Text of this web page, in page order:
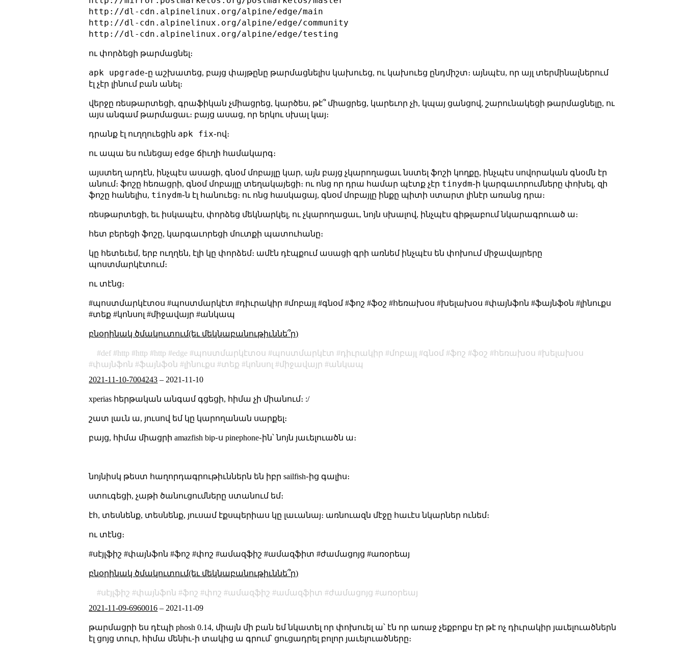
http://dl-cdn.alpinelinux.org/alpine/edge/main
http://dl-cdn.alpinelinux.org/alpine/edge/community
ու փորձեցի թարմացնել։
apk upgrade֊ը աշխատեց, բայց փայթընը թարմացնելիս կախուեց, ու կախուեց ընդմիշտ։ այնպէս, որ այլ տերմինալներում
էլ չէր լինում բան անել։
վերջը ռեսթարտեցի, գրաֆիկան չմիացրեց, կարծես, թէ՞ միացրեց, կարեւոր չի, կպայ ցանցով, շարունակեցի թարմացնելը, ու
այս անգամ թարմացաւ։ բայց ասաց, որ երկու սխալ կայ։
դրանք էլ ուղղուեցին apk fix֊ով։
ու ապա ես ունեցայ edge ճիւղի համակարգ։
այստեղ արդէն, ինչպէս ասացի, գնօմ մոբայլը կար, այն բայց չկարողացաւ նստել ֆոշի կողքը, ինչպէս սովորական գնօմն էր
անում։ ֆոշը հեռացրի, գնօմ մոբայլը տեղակայեցի։ ու ոնց որ դրա համար պէտք չէր tinydm֊ի կարգաւորումները փոխել, զի
ֆոշը հանելիս, tinydm֊ն էլ հանուեց։ ու ոնց հասկացայ, գնօմ մոբայլը ինքը պիտի ստարտ լինէր առանց դրա։
ռեսթարտեցի, եւ իսկապէս, փորձեց մեկնարկել, ու չկարողացաւ, նոյն սխալով, ինչպէս գիթլաբում նկարագրուած ա։
հետ բերեցի ֆոշը, կարգաւորեցի մուտքի պատուհանը։
կը հետեւեմ, երբ ուղղեն, էլի կը փորձեմ։ ամէն դէպքում ասացի գրի առնեմ ինչպէս են փոխում միջավայրերը
պոստմարկէտում։
ու տէնց։
#պոստմարկէտօս #պոստմարկէտ #դիւրակիր #մոբայլ #գնօմ #ֆոշ #ֆօշ #հեռախօս #խելախօս #փայնֆոն #ֆայնֆօն #լինուքս
#տեք #կոնսոլ #միջավայր #անկապ
բնօրինակ ծմակուտում(եւ մեկնաբանութիւննե՞ր)
def http http http edge պոստմարկէտօս պոստմարկէտ դիւրակիր մոբայլ գնօմ ֆոշ ֆօշ հեռախօս
խելախօս
փայնֆոն
ֆայնֆօն լինուքս տեք կոնսոլ միջավայր
անկապ
2021-11-10-7004243 – 2021-11-10
xperias հերթական անգամ գցեցի, հիմա չի միանում։ :/
շատ լաւն ա, յուսով եմ կը կարողանան սարքել։
բայց, հիմա միացրի amazfish bip֊ս pinephone֊ին՝ նոյն յաւելուածն ա։
նոյնիսկ թեստ հաղորդագրութիւններն են իբր sailfish֊ից գալիս։
ստուգեցի, չաթի ծանուցումները ստանում եմ։
էհ, տեսնենք, տեսնենք, յուսամ էքսպերիաս կը լաւանայ։ առնուազն մէջը հաւէս նկարներ ունեմ։
ու տէնց։
#սէյլֆիշ #փայնֆոն #ֆոշ #փոշ #ամազֆիշ #ամազֆիտ #ժամացոյց #առօրեայ
բնօրինակ ծմակուտում(եւ մեկնաբանութիւննե՞ր)
սէյլֆիշ փայնֆոն ֆոշ փոշ ամազֆիշ ամազֆիտ ժամացոյց
առօրեայ
2021-11-09-6960016 – 2021-11-09
թարմացրի ես դէպի phosh 0.14, միայն մի բան եմ նկատել որ փոխուել ա՝ էն որ առաջ չեքբոքս էր թէ ոչ դիւրակիր յաւելուածներն
էլ ցոյց տուր, հիմա մենիւ֊ի տակից ա գրում՝ ցուցադրել բոլոր յաւելուածները։